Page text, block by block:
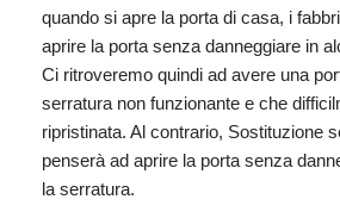
quando si apre la porta di casa, i
aprire la porta senza danneggiare in
Ci ritroveremo quindi ad avere una
serratura non funzionante e che
ripristinata. Al contrario, Sostituzione
penserà ad aprire la porta senza
la serratura.